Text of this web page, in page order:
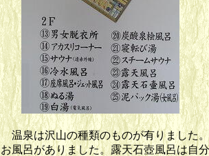
温泉は沢山の種類のものが有りました
お風呂がありました。露天石壺風呂は自